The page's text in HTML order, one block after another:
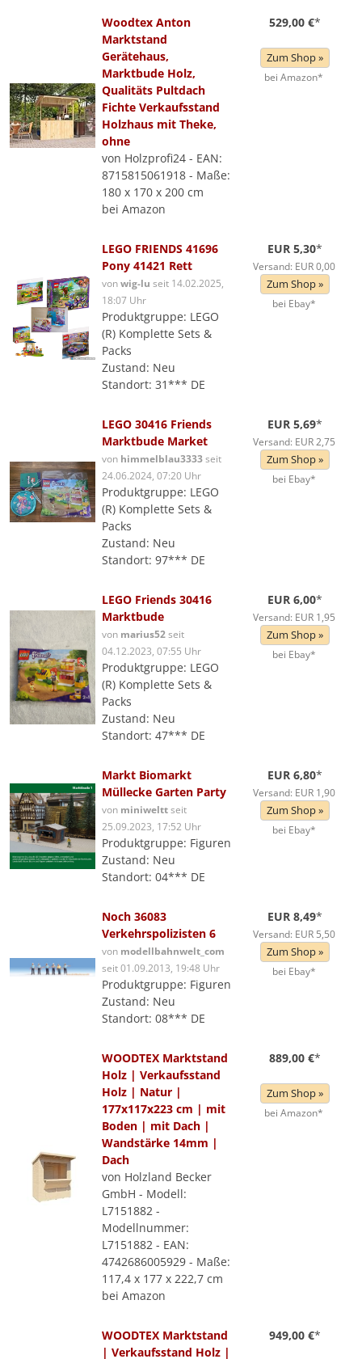
Woodtex Anton
Marktstand
Gerätehaus,
Marktbude Holz,
Qualitäts Pultdach
Fichte Verkaufsstand
Holzhaus mit Theke,
ohne
von Holzprofi24 - EAN:
8715815061918 - Maße:
180 x 170 x 200 cm
bei Amazon
529,00 €*
Zum Shop »
bei Amazon*
LEGO FRIENDS 41696
Pony 41421 Rett
vonwig-lu seit 14.02.2025,
18:07 Uhr
Produktgruppe: LEGO
(R) Komplette Sets &
Packs
Zustand: Neu
Standort: 31*** DE
EUR 5,30*
Versand: EUR 0,00
Zum Shop »
bei Ebay*
LEGO 30416 Friends
Marktbude Market
von himmelblau3333seit
24.06.2024, 07:20 Uhr
Produktgruppe: LEGO
(R) Komplette Sets &
Packs
Zustand: Neu
Standort: 97*** DE
EUR 5,69*
Versand: EUR 2,75
Zum Shop »
bei Ebay*
LEGO Friends 30416
Marktbude
von marius52seit
04.12.2023, 07:55 Uhr
Produktgruppe: LEGO
(R) Komplette Sets &
Packs
Zustand: Neu
Standort: 47*** DE
EUR 6,00*
Versand: EUR 1,95
Zum Shop »
bei Ebay*
Markt Biomarkt
Müllecke Garten Party
von miniwelttseit
25.09.2023, 17:52 Uhr
Produktgruppe: Figuren
Zustand: Neu
Standort: 04*** DE
EUR 6,80*
Versand: EUR 1,90
Zum Shop »
bei Ebay*
Noch 36083
Verkehrspolizisten 6
von modellbahnwelt_com
seit 01.09.2013, 19:48 Uhr
Produktgruppe: Figuren
Zustand: Neu
Standort: 08*** DE
EUR 8,49*
Versand: EUR 5,50
Zum Shop »
bei Ebay*
WOODTEX Marktstand
Holz | Verkaufsstand
Holz | Natur |
177x117x223 cm | mit
Boden | mit Dach |
Wandstärke 14mm |
Dach
von Holzland Becker
GmbH - Modell:
L7151882 -
Modellnummer:
L7151882 - EAN:
4742686005929 - Maße:
117,4 x 177 x 222,7 cm
bei Amazon
889,00 €*
Zum Shop »
bei Amazon*
WOODTEX Marktstand
| Verkaufsstand Holz |
949,00 €*